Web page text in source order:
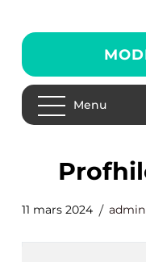
Menu
11 mars 2024 admin